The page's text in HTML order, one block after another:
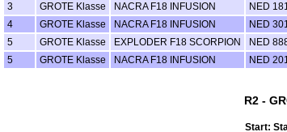
3
GROTE Klasse NACRA F18 INFUSION NED
4
GROTE Klasse NACRA F18 INFUSION NED
5
GROTE Klasse EXPLODER F18 SCORPION NED
5
GROTE Klasse NACRA F18 INFUSION NED
R2 -
Start: